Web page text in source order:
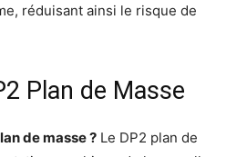
réduisant ainsi le risque de
Plan de Masse
de masse ? Le DP2 plan de